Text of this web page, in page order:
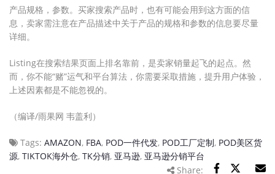
产品规格，参数。买家搜索产品时，也有可能会用到这方面的信
息，卖家需注意在产品描述中关于产品的规格和参数的信息要尽量
详细。
Listing在搜索结果页面上排名靠前，是卖家销量起飞的起点。然
而，你不能“赌”运气和平台算法，你需要采取措施，提升用户体验，
上述因素都是不能忽视的。
（编译/雨果网 韦盖利）
Tags: AMAZON, FBA, POD一件代发, POD工厂定制, POD美区货
源, TIKTOK海外仓, TK分销, 亚马逊, 亚马逊分销平台
Share: